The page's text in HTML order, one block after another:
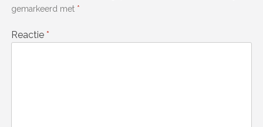
gemarkeerd met *
Reactie *